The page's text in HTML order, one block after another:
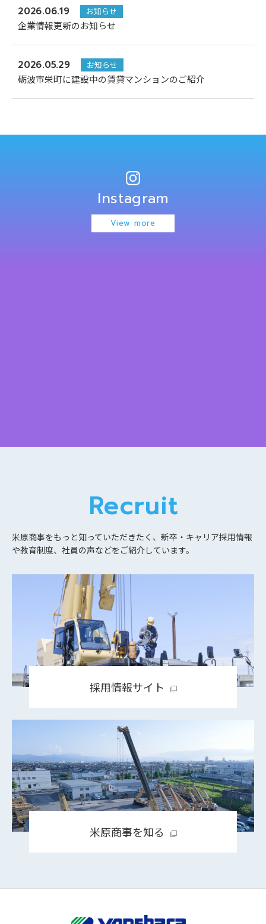
2026.06.19 お知らせ
企業情報更新のお知らせ
2026.05.29 お知らせ
砺波市栄町に建設中の賃貸マンションのご紹介
Instagram
View more
Recruit
米原商事をもっと知っていただきたく、 新卒・キャリア採用情報
や教育制度、社員の声などをご紹介しています。
採用情報サイト
米原商事を知る